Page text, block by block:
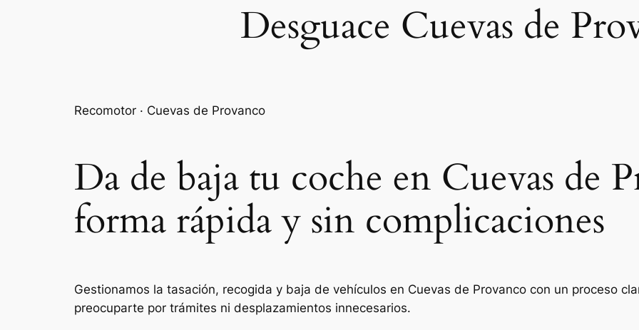
Desguace Cuevas de
Recomotor · Cuevas de Provanco
Da de baja tu coche en Cuevas de
forma rápida y sin complicaciones
Gestionamos la tasación, recogida y baja de vehículos en Cuevas de Provanco con un proceso
preocuparte por trámites ni desplazamientos innecesarios.